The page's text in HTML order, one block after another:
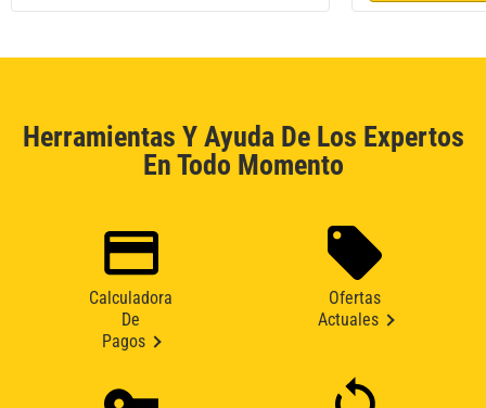
Herramientas Y Ayuda De Los Expertos
En Todo Momento
Calculadora
De
Pagos
Ofertas
Actuales